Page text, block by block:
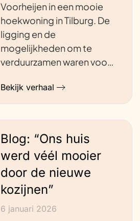
Voorheijen in een mooie
hoekwoning in Tilburg. De
ligging en de
mogelijkheden om te
verduurzamen waren voo…
Bekijk verhaal
Blog: “Ons huis
werd véél mooier
door de nieuwe
kozijnen”
6 januari 2026